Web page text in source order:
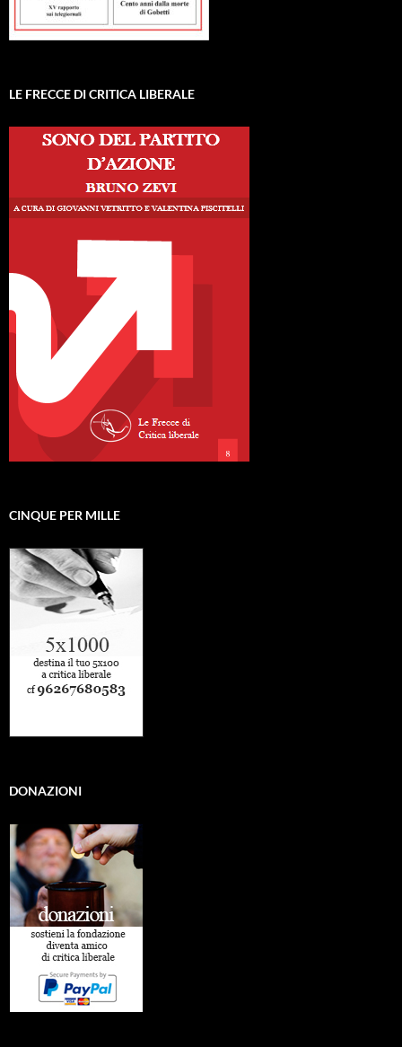
LE FRECCE DI CRITICA LIBERALE
CINQUE PER MILLE
DONAZIONI